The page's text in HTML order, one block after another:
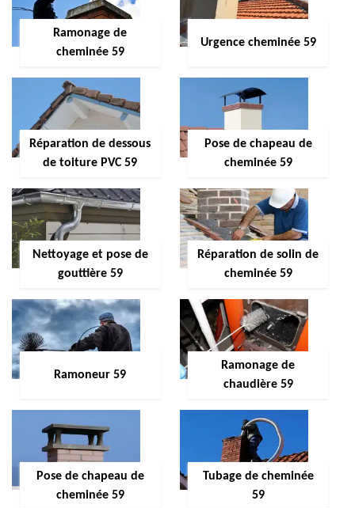
Ramonage de
cheminée 59
Urgence cheminée 59
Réparation de dessous
de toiture PVC 59
Pose de chapeau de
cheminée 59
Nettoyage et pose de
gouttière 59
Réparation de solin de
cheminée 59
Ramoneur 59
Ramonage de
chaudière 59
Pose de chapeau de
cheminée 59
Tubage de cheminée
59